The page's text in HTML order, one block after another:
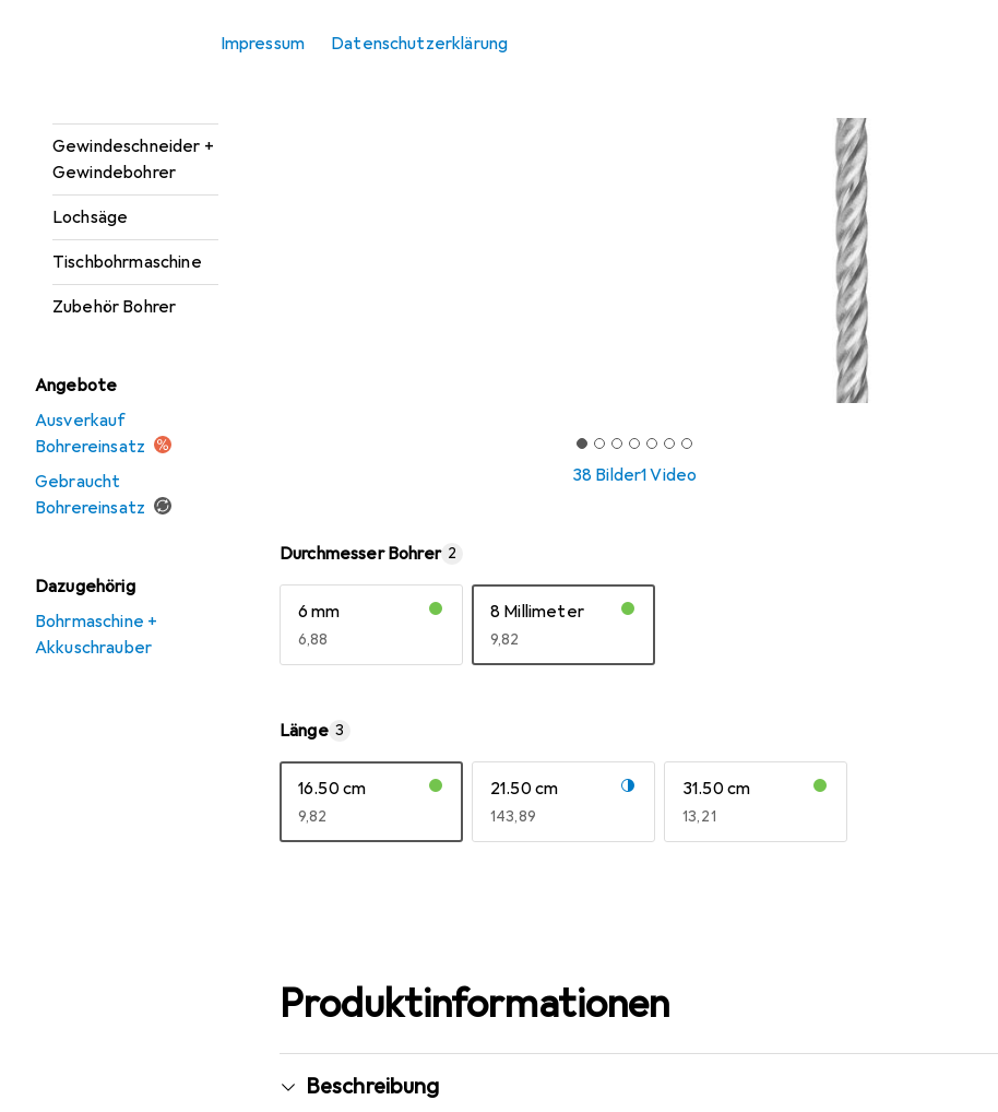
Impressum Datenschutzerklärung
Gewindeschneider +
Gewindebohrer
Lochsäge
Tischbohrmaschine
Zubehör Bohrer
Angebote
Ausverkauf
Bohrereinsatz
Gebraucht
Bohrereinsatz
Dazugehörig
Bohrmaschine +
Akkuschrauber
38 Bilder1 Video
Durchmesser Bohrer 2
6 mm
EUR
6,88
8 Millimeter
EUR
9,82
Länge 3
16.50 cm
EUR
9,82
21.50 cm
EUR
143,89
31.50 cm
EUR
13,21
Produktinformationen
Beschreibung